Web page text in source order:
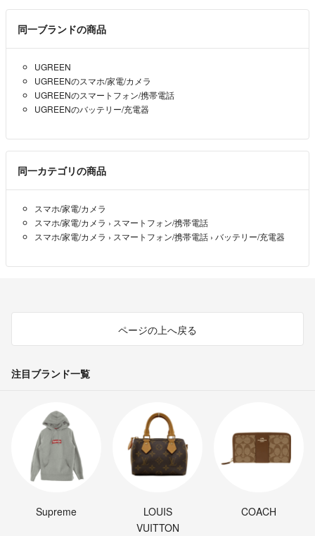
同一ブランドの商品
UGREEN
UGREENのスマホ/家電/カメラ
UGREENのスマートフォン/携帯電話
UGREENのバッテリー/充電器
同一カテゴリの商品
スマホ/家電/カメラ
スマホ/家電/カメラ › スマートフォン/携帯電話
スマホ/家電/カメラ › スマートフォン/携帯電話 › バッテリー/充電器
ページの上へ戻る
注目ブランド一覧
Supreme
LOUIS
VUITTON
COACH